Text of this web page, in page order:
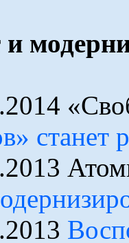
станет